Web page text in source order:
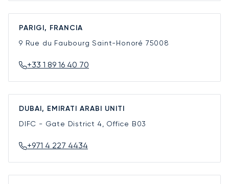
PARIGI, FRANCIA
9 Rue du Faubourg Saint-Honoré 75008
+33 1 89 16 40 70
DUBAI, EMIRATI ARABI UNITI
DIFC - Gate District 4, Office B03
+971 4 227 4434